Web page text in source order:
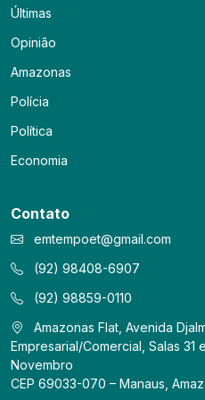
Últimas
Opinião
Amazonas
Polícia
Política
Economia
Contato
emtempoet@gmail.com
(92) 98408-6907
(92) 98859-0110
Amazonas Flat, Avenida
Empresarial/Comercial, Salas 31
Novembro
CEP 69033-070 – Manaus,